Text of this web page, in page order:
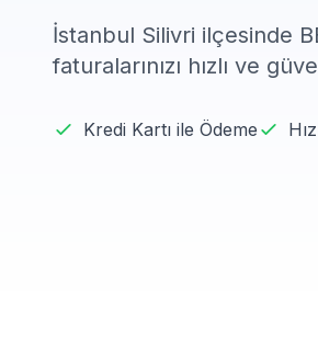
İstanbul Silivri ilçesinde
faturalarınızı hızlı ve
Kredi Kartı ile Ödeme